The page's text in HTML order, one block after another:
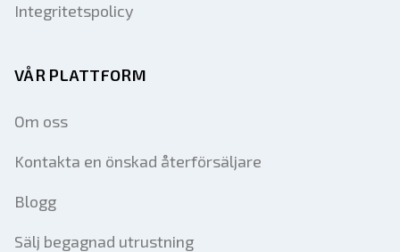
Integritetspolicy
VÅR PLATTFORM
Om oss
Kontakta en önskad återförsäljare
Blogg
Sälj begagnad utrustning